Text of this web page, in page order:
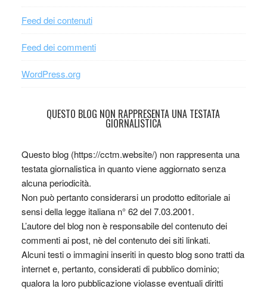
Feed dei contenuti
Feed dei commenti
WordPress.org
QUESTO BLOG NON RAPPRESENTA UNA TESTATA
GIORNALISTICA
Questo blog (https://cctm.website/) non rappresenta una
testata giornalistica in quanto viene aggiornato senza
alcuna periodicità.
Non può pertanto considerarsi un prodotto editoriale ai
sensi della legge italiana n° 62 del 7.03.2001.
L’autore del blog non è responsabile del contenuto dei
commenti ai post, nè del contenuto dei siti linkati.
Alcuni testi o immagini inseriti in questo blog sono tratti da
internet e, pertanto, considerati di pubblico dominio;
qualora la loro pubblicazione violasse eventuali diritti